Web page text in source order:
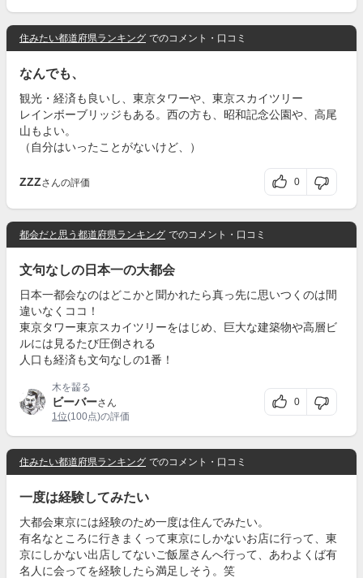
住みたい都道府県ランキング でのコメント・口コミ
なんでも、
観光・経済も良いし、東京タワーや、東京スカイツリー
レインボーブリッジもある。西の方も、昭和記念公園や、高尾
山もよい。
（自分はいったことがないけど、）
ZZZさんの評価 0
都会だと思う都道府県ランキング でのコメント・口コミ
文句なしの日本一の大都会
日本一都会なのはどこかと聞かれたら真っ先に思いつくのは間
違いなくココ！
東京タワー東京スカイツリーをはじめ、巨大な建築物や高層ビ
ルには見るたび圧倒される
人口も経済も文句なしの1番！
木を齧る
ビーバーさん
1位(100点)の評価
0
住みたい都道府県ランキング でのコメント・口コミ
一度は経験してみたい
大都会東京には経験のため一度は住んでみたい。
有名なところに行きまくって東京にしかないお店に行って、東
京にしかない出店してないご飯屋さんへ行って、あわよくば有
名人に会ってを経験したら満足しそう。笑